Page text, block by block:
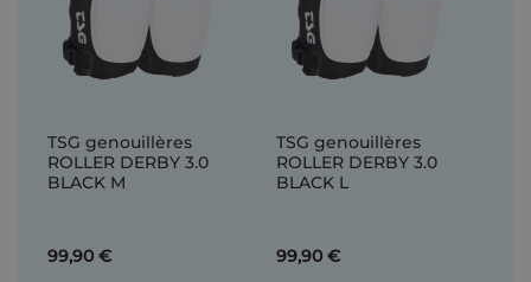
TSG genouillères
ROLLER DERBY 3.0
BLACK M
99,90 €
TSG genouillères
ROLLER DERBY 3.0
BLACK L
99,90 €